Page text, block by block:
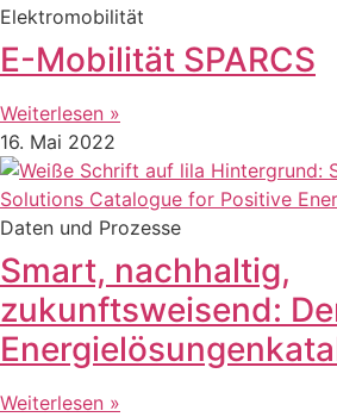
Elektromobilität
E-Mobilität SPARCS
Weiterlesen »
16. Mai 2022
Daten und Prozesse
Smart, nachhaltig,
zukunftsweisend:
Weiterlesen »